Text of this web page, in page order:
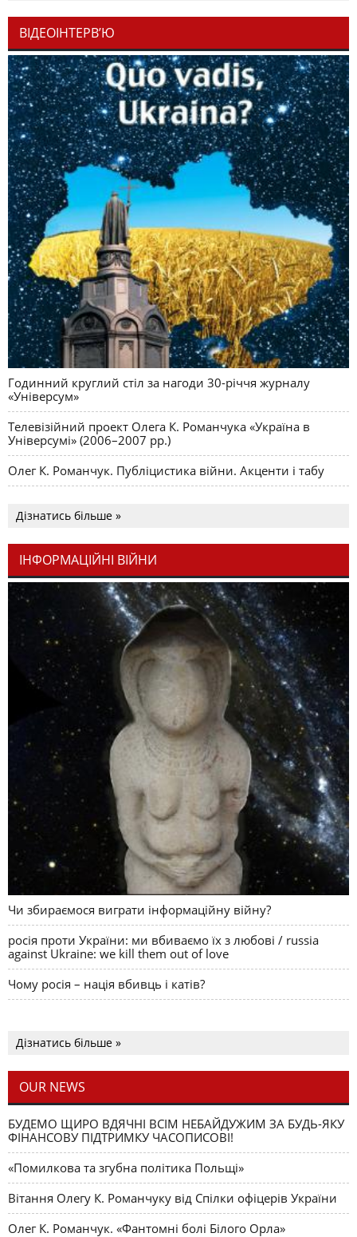
ВІДЕОІНТЕРВ’Ю
Годинний круглий стіл за нагоди 30-річчя журналу
«Універсум»
Телевізійний проект Олега К. Романчука «Україна в
Універсумі» (2006–2007 рр.)
Олег К. Романчук. Публіцистика війни. Акценти і табу
Дізнатись більше »
ІНФОРМАЦІЙНІ ВІЙНИ
Чи збираємося виграти інформаційну війну?
росія проти України: ми вбиваємо їх з любові / russia
against Ukraine: we kill them out of love
Чому росія – нація вбивць і катів?
Дізнатись більше »
OUR NEWS
БУДЕМО ЩИРО ВДЯЧНІ ВСІМ НЕБАЙДУЖИМ ЗА БУДЬ-ЯКУ
ФІНАНСОВУ ПІДТРИМКУ ЧАСОПИСОВІ!
«Помилкова та згубна політика Польщі»
Вітання Олегу К. Романчуку від Спілки офіцерів України
Олег К. Романчук. «Фантомні болі Білого Орла»